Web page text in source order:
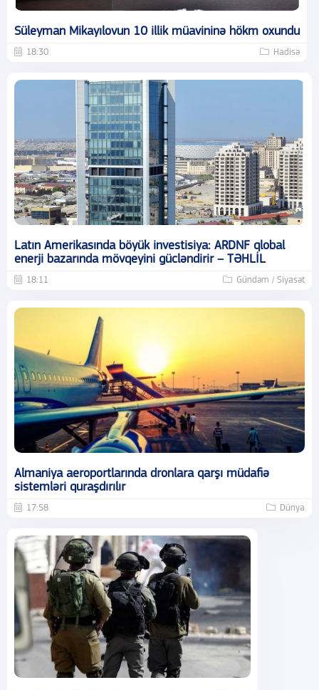
Süleyman Mikayılovun 10 illik müavininə hökm oxundu
18:30 Hadisə
Latın Amerikasında böyük investisiya: ARDNF qlobal
enerji bazarında mövqeyini gücləndirir – TƏHLİL
18:11 Gündəm / Siyasət
Almaniya aeroportlarında dronlara qarşı müdafiə
sistemləri quraşdırılır
17:58 Dünya